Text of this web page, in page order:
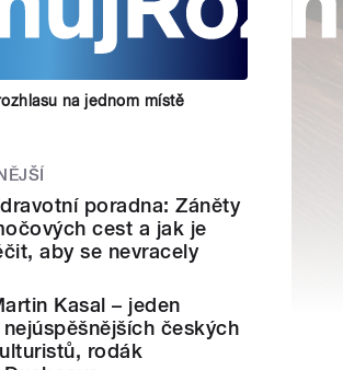
chmele - 2
na jednom místě
poradna: Záněty
cest a jak je
aby se nevracely
Kasal – jeden
nejúspěšnějších českých
rodák